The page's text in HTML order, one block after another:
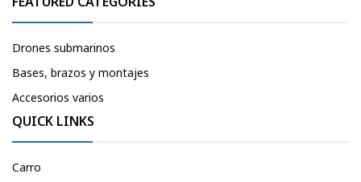
Drones submarinos
Bases, brazos y montajes
Accesorios varios
QUICK LINKS
Carro